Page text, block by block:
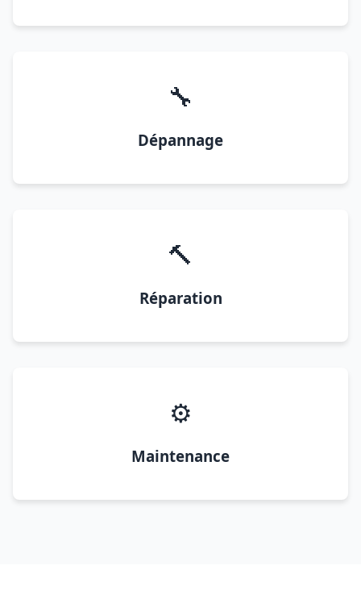
🔧
Dépannage
🔨
Réparation
⚙️
Maintenance